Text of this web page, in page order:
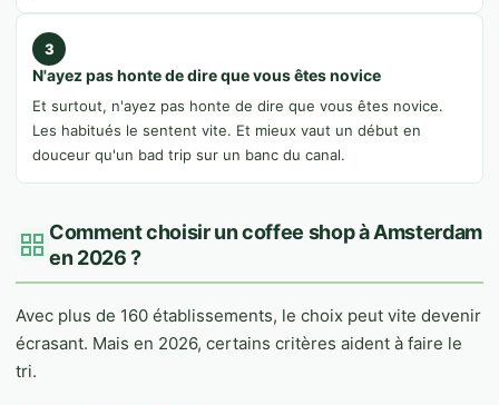
3
N'ayez pas honte de dire que vous êtes novice
Et surtout, n'ayez pas honte de dire que vous êtes novice.
Les habitués le sentent vite. Et mieux vaut un début en
douceur qu'un bad trip sur un banc du canal.
Comment choisir un coffee shop à Amsterdam
en 2026 ?
Avec plus de 160 établissements, le choix peut vite devenir
écrasant. Mais en 2026, certains critères aident à faire le
tri.